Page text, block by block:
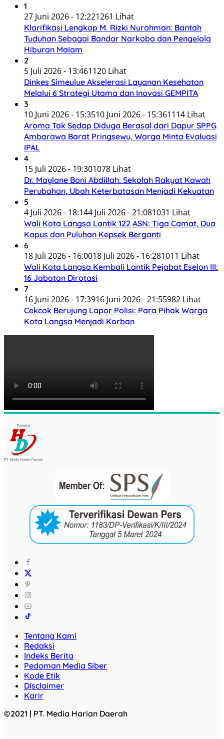
1
27 Juni 2026 - 12:221261 Lihat
Klarifikasi Lengkap M. Rizki Nurohman: Bantah
Tuduhan Sebagai Bandar Narkoba dan Pengelola
Hiburan Malam
2
5 Juli 2026 - 13:461120 Lihat
Dinkes Simeulue Akselerasi Layanan Kesehatan
Melalui 6 Strategi Utama dan Inovasi GEMPITA
3
10 Juni 2026 - 15:3510 Juni 2026 - 15:361114 Lihat
Aroma Tak Sedap Diduga Berasal dari Dapur SPPG
Ambarawa Barat Pringsewu, Warga Minta Evaluasi
IPAL
4
15 Juli 2026 - 19:301078 Lihat
Dr. Maylane Boni Abdillah: Sekolah Rakyat Kawah
Perubahan, Ubah Keterbatasan Menjadi Kekuatan
5
4 Juli 2026 - 18:144 Juli 2026 - 21:081031 Lihat
Wali Kota Langsa Lantik 122 ASN: Tiga Camat, Dua
Kapus dan Puluhan Kepsek Berganti
6
18 Juli 2026 - 16:0018 Juli 2026 - 16:281011 Lihat
Wali Kota Langsa Kembali Lantik Pejabat Eselon III:
16 Jabatan Dirotasi
7
16 Juni 2026 - 17:3916 Juni 2026 - 21:55982 Lihat
Cekcok Berujung Lapor Polisi: Para Pihak Warga
Kota Langsa Menjadi Korban
Tentang Kami
Redaksi
Indeks Berita
Pedoman Media Siber
Kode Etik
Disclaimer
Karir
©2021 | PT. Media Harian Daerah